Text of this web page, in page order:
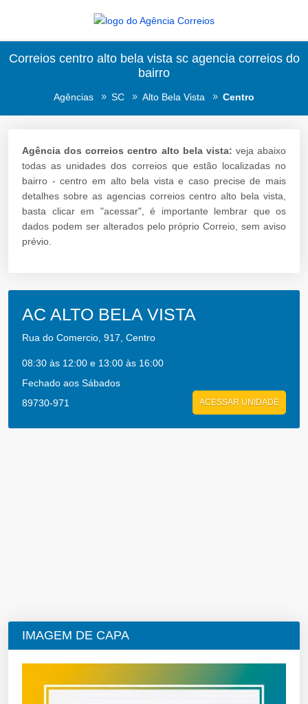
Correios centro alto bela vista sc agencia correios do
bairro
Agências SC Alto Bela Vista Centro
Agência dos correios centro alto bela vista: veja abaixo
todas as unidades dos correios que estão localizadas no
bairro - centro em alto bela vista e caso precise de mais
detalhes sobre as agencias correios centro alto bela vista,
basta clicar em "acessar", é importante lembrar que os
dados podem ser alterados pelo próprio Correio, sem aviso
prévio.
AC ALTO BELA VISTA
Rua do Comercio, 917, Centro
08:30 às 12:00 e 13:00 às 16:00
Fechado aos Sábados
89730-971
ACESSAR UNIDADE
IMAGEM DE CAPA